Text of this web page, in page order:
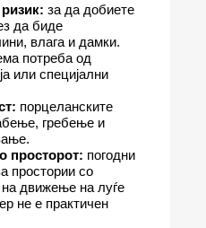
за да добиете
да биде
влага и дамки.
потреба од
или специјални
порцеланските
гребење и
просторот: погодни
простории со
движење на луѓе
не е практичен